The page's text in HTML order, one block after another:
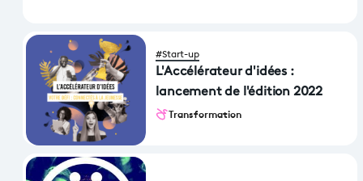
#Start-up
L'Accélérateur d'idées :
lancement de l'édition 2022
Transformation